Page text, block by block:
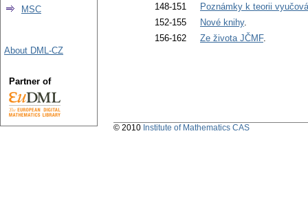
148-151
Poznámky k teorii
152-155
Nové knihy.
156-162
Ze života JČMF.
MSC
About DML-CZ
Partner of
© 2010 Institute of Mathematics CAS